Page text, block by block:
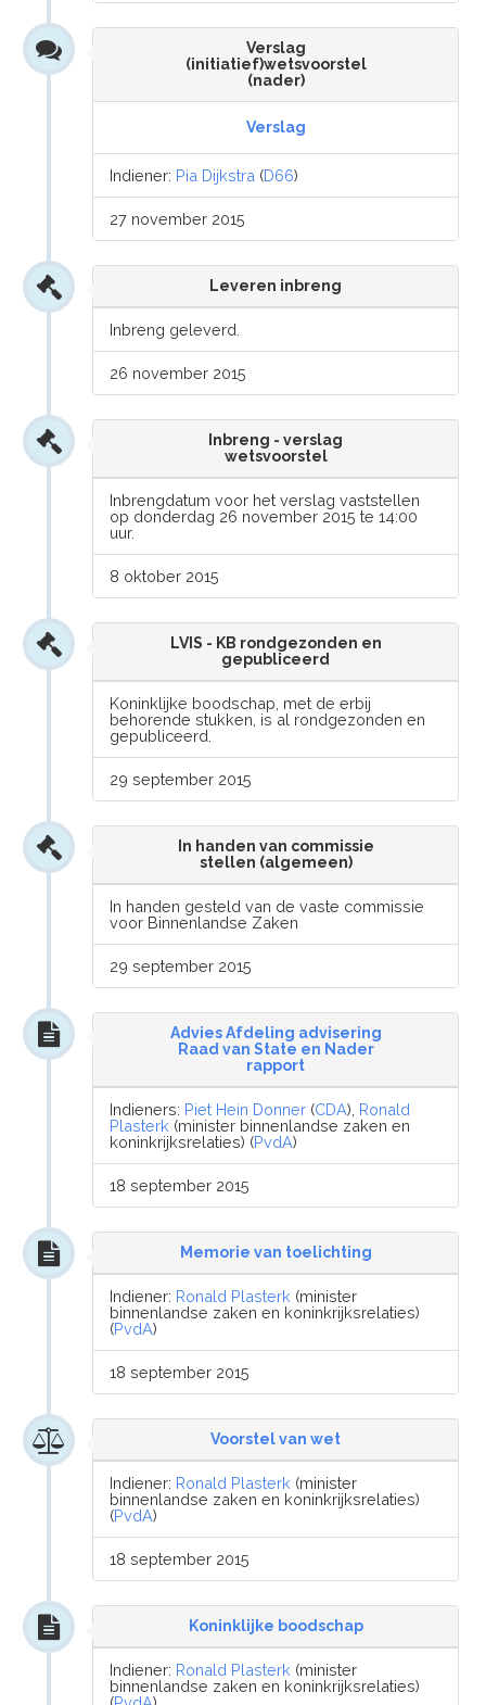
Verslag
(initiatief)wetsvoorstel
(nader)
Verslag
Indiener: Pia Dijkstra (D66)
27 november 2015
Leveren inbreng
Inbreng geleverd.
26 november 2015
Inbreng - verslag
wetsvoorstel
Inbrengdatum voor het verslag vaststellen
op donderdag 26 november 2015 te 14:00
uur.
8 oktober 2015
LVIS - KB rondgezonden en
gepubliceerd
Koninklijke boodschap, met de erbij
behorende stukken, is al rondgezonden en
gepubliceerd.
29 september 2015
In handen van commissie
stellen (algemeen)
In handen gesteld van de vaste commissie
voor Binnenlandse Zaken
29 september 2015
Advies Afdeling advisering
Raad van State en Nader
rapport
Indieners: Piet Hein Donner (CDA), Ronald
Plasterk (minister binnenlandse zaken en
koninkrijksrelaties) (PvdA)
18 september 2015
Memorie van toelichting
Indiener: Ronald Plasterk (minister
binnenlandse zaken en koninkrijksrelaties)
(PvdA)
18 september 2015
Voorstel van wet
Indiener: Ronald Plasterk (minister
binnenlandse zaken en koninkrijksrelaties)
(PvdA)
18 september 2015
Koninklijke boodschap
Indiener: Ronald Plasterk (minister
binnenlandse zaken en koninkrijksrelaties)